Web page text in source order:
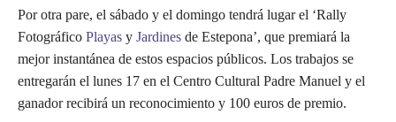
Por otra pare, el sábado y el domingo tendrá lugar el ‘Rally
Fotográfico Playas y Jardines de Estepona’, que premiará la
mejor instantánea de estos espacios públicos. Los trabajos se
entregarán el lunes 17 en el Centro Cultural Padre Manuel y el
ganador recibirá un reconocimiento y 100 euros de premio.